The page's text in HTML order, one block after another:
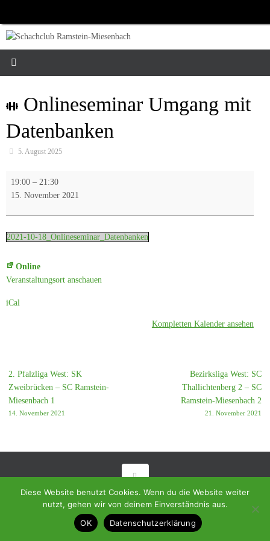
springen
Onlineseminar Umgang mit
Datenbanken
5. August 2025
Onlineseminar
Umgang
Datenbanken
19:00 – 21:30
15. November 2021
2021-10-18_Onlineseminar_Datenbanken
Online
Veranstaltungsort anschauen
iCal
Kompletten Kalender ansehen
2. Pfalzliga West: SK
Zweibrücken – SC Ramstein-
Miesenbach 1
14. November 2021
Bezirksliga West: SC
Thallichtenberg 2 – SC
Ramstein-Miesenbach 2
21. November 2021
© 2018 - Homepage des SC Ramstein-Miesenbach
Präsentiert vonTempera WordPress.
Diese Website benutzt Cookies. Wenn du die Website weiter
nutzt, gehen wir von deinem Einverständnis aus.
OK
Datenschutzerklärung